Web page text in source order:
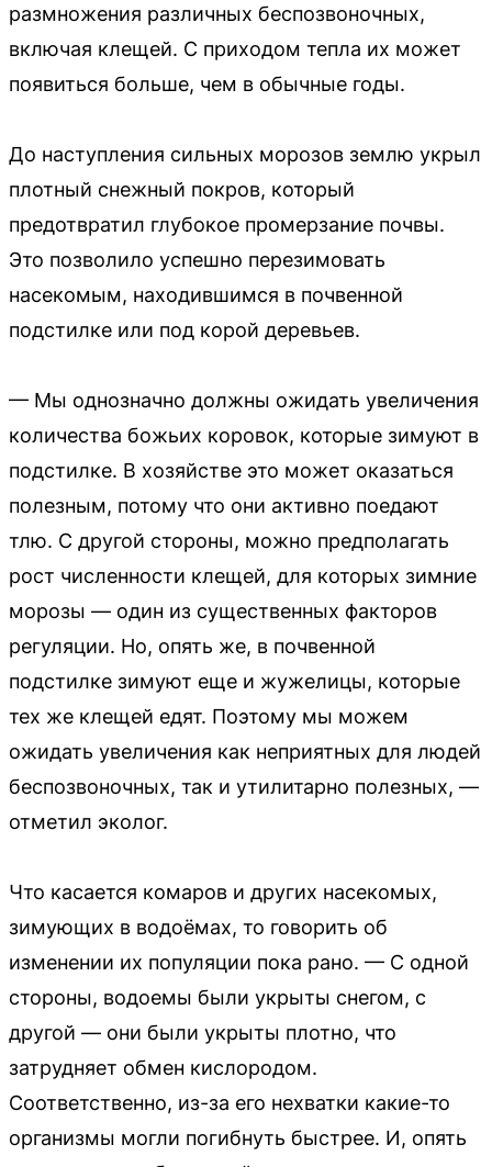
размножения различных беспозвоночных,
включая клещей. С приходом тепла их может
появиться больше, чем в обычные годы.
До наступления сильных морозов землю укрыл
плотный снежный покров, который
предотвратил глубокое промерзание почвы.
Это позволило успешно перезимовать
насекомым, находившимся в почвенной
подстилке или под корой деревьев.
— Мы однозначно должны ожидать увеличения
количества божьих коровок, которые зимуют в
подстилке. В хозяйстве это может оказаться
полезным, потому что они активно поедают
тлю. С другой стороны, можно предполагать
рост численности клещей, для которых зимние
морозы — один из существенных факторов
регуляции. Но, опять же, в почвенной
подстилке зимуют еще и жужелицы, которые
тех же клещей едят. Поэтому мы можем
ожидать увеличения как неприятных для людей
беспозвоночных, так и утилитарно полезных, —
отметил эколог.
Что касается комаров и других насекомых,
зимующих в водоёмах, то говорить об
изменении их популяции пока рано. — С одной
стороны, водоемы были укрыты снегом, с
другой — они были укрыты плотно, что
затрудняет обмен кислородом.
Соответственно, из-за его нехватки какие-то
организмы могли погибнуть быстрее. И, опять